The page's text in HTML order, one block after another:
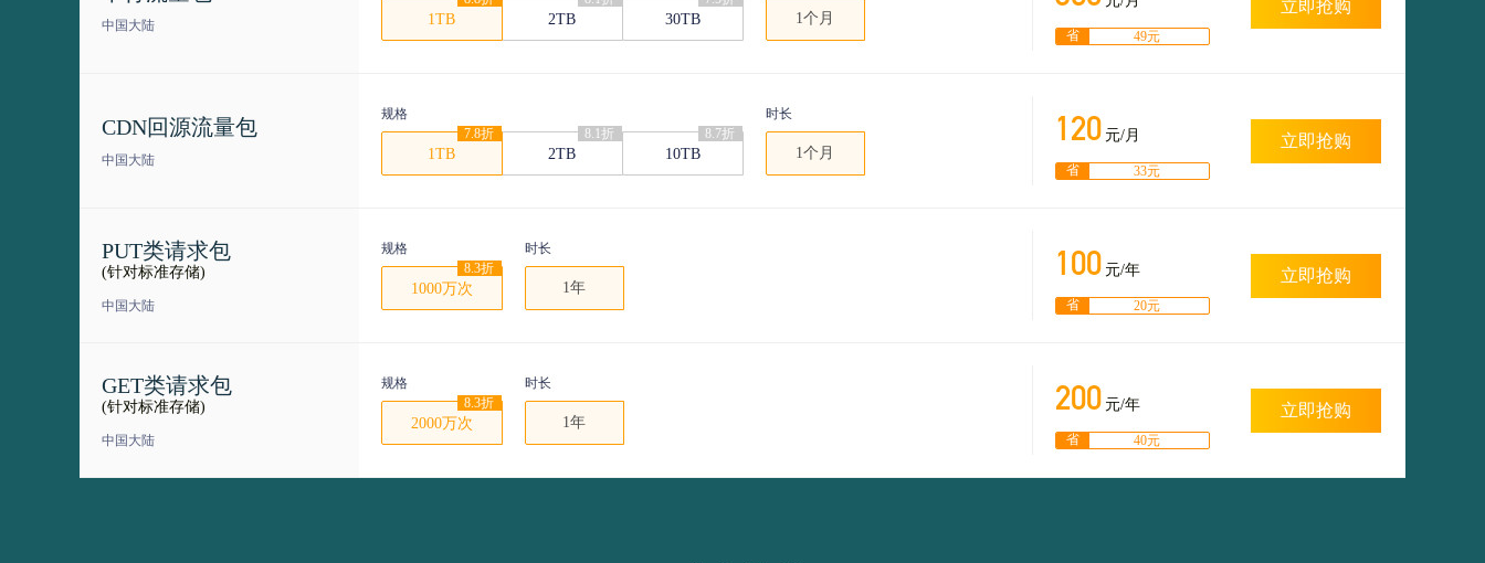
中国大陆 1TB 2TB 30TB 1个月
省 49元
立即抢购
CDN回源流量包
中国大陆
规格
7.8折
1TB
8.1折
2TB
8.7折
10TB
时长
1个月
120 元/月
省 33元
立即抢购
PUT类请求包
(针对标准存储)
中国大陆
规格
8.3折
1000万次
时长
1年
100 元/年
省 20元
立即抢购
GET类请求包
(针对标准存储)
中国大陆
规格
8.3折
2000万次
时长
1年
200 元/年
省 40元
立即抢购